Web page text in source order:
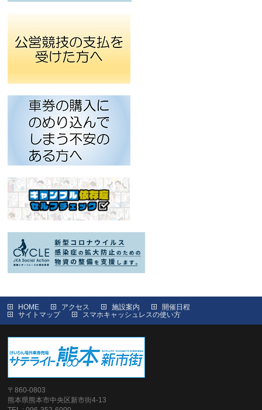
HOME アクセス 施設案内
開催日程
サイトマップ
スマホキャッシュレスの使い方
〒860-0803
熊本県熊本市中央区新市街4-13